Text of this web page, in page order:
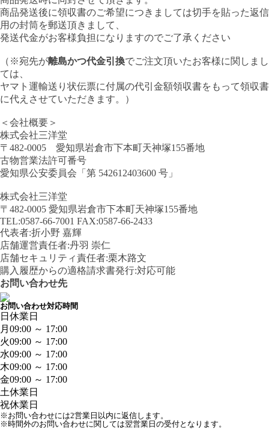
商品発送後に領収書のご希望につきましては切手を貼った返信
用の封筒を郵送頂きまして、
発送代金がお客様負担になりますのでご了承ください
（※宛先が離島かつ代金引換でご注文頂いたお客様に関しまし
ては、
ヤマト運輸送り状伝票に付属の代引金額領収書をもって領収書
に代えさせていただきます。）
＜会社概要＞
株式会社三洋堂
〒482-0005 愛知県岩倉市下本町天神塚155番地
古物営業法許可番号
愛知県公安委員会「第 542612403600 号」
株式会社三洋堂
〒482-0005 愛知県岩倉市下本町天神塚155番地
TEL:0587-66-7001 FAX:0587-66-2433
代表者:折小野 嘉輝
店舗運営責任者:丹羽 崇仁
店舗セキュリティ責任者:栗木路文
購入履歴からの適格請求書発行:対応可能
お問い合わせ先
お問い合わせ対応時間
日 休業日
月 09:00 ～ 17:00
火09:00 ～ 17:00
水09:00 ～ 17:00
木09:00 ～ 17:00
金09:00 ～ 17:00
土休業日
祝休業日
※お問い合わせには2営業日以内に返信します。
※時間外のお問い合わせに関しては翌営業日の受付となります。